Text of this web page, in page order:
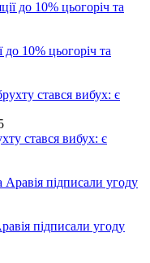
10% цьогоріч та
стався вибух: є
підписали угоду